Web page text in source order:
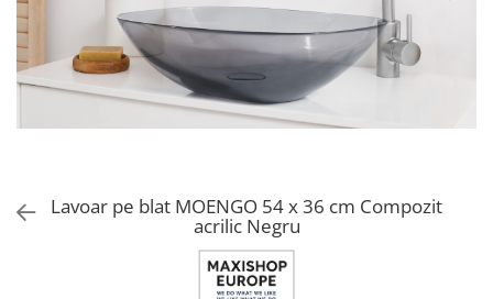
Dulap de baie cu oglindă
Dulap mic de baie
Etajeră pentru baie
Sisteme de Dus
Cabine de dus
Baterii termostatice
Coloane de duș cu baterie
CHIUVETE STICLA
COMPACT
DISPOZITIVE DETERGENT
ELEGANT
INTERMEZZO
Lavoar pe blat MOENGO 54 x 36 cm Compozit
acrilic Negru